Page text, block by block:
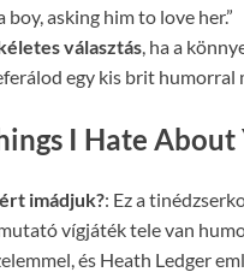
boy, asking him to love her.”
választás, ha a
egy kis brit humorral
I Hate About
imádjuk?: Ez a
vígjáték tele van
és Heath Ledger